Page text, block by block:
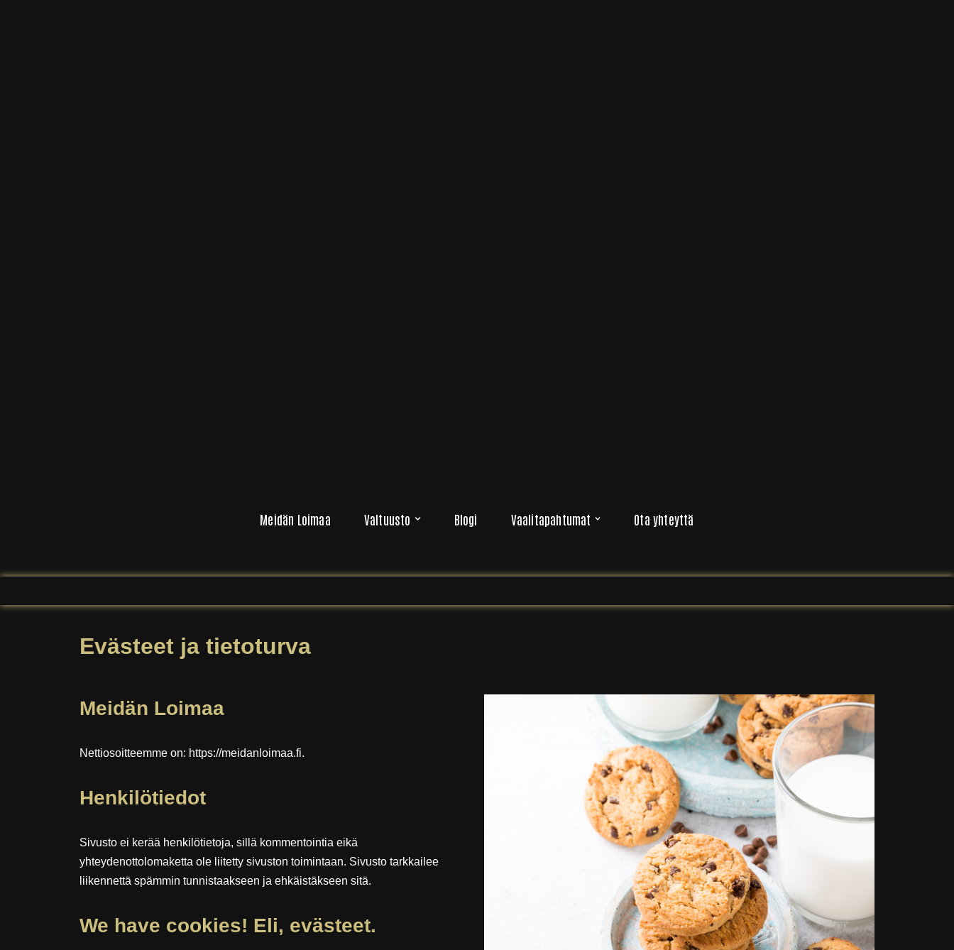
Meidän Loimaa Valtuusto Blogi Vaalitapahtumat Ota yhteyttä
Evästeet ja tietoturva
Meidän Loimaa
Nettiosoitteemme on: https://meidanloimaa.fi.
Henkilötiedot
Sivusto ei kerää henkilötietoja, sillä kommentointia eikä
yhteydenottolomaketta ole liitetty sivuston toimintaan. Sivusto tarkkailee
liikennettä spämmin tunnistaakseen ja ehkäistäkseen sitä.
We have cookies! Eli, evästeet.